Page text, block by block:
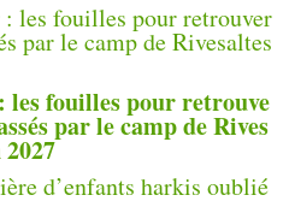
les fouilles pour retrouve
par le camp de Rives